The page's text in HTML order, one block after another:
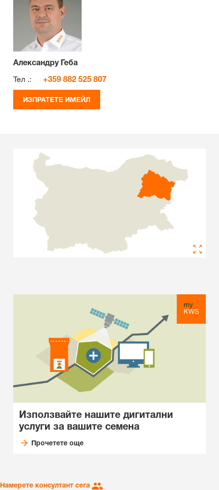
Александру Геба
Тел .:
+359 882 525 807
ИЗПРАТЕТЕ ИМЕЙЛ
Използвайте нашите дигитални
услуги за вашите семена
Прочетете още
Намерете консултант сега